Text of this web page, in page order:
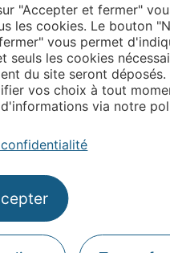
"Accepter et fermer"
les cookies. Le bouton
vous permet
seuls les cookies
du site seront déposés.
vos choix à tout
via notre
d'influence